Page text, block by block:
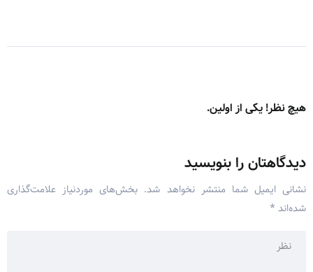
هیچ نظر! یکی از اولین.
دیدگاهتان را بنویسید
نشانی ایمیل شما منتشر نخواهد شد. بخش‌های موردنیاز علامت‌گذاری
شده‌اند *